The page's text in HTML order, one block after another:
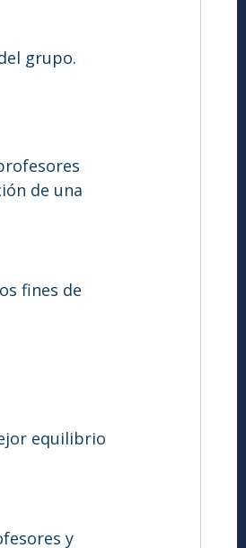
grupo.
de una
fines de
equilibrio
y